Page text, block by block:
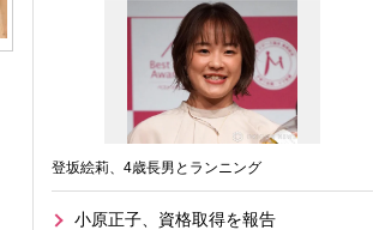
登坂絵莉、4歳長男とランニング
小原正子、資格取得を報告